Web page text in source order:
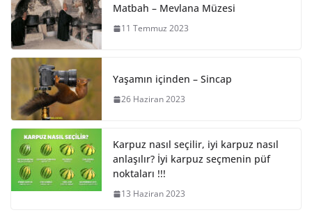
Matbah – Mevlana Müzesi
11 Temmuz 2023
Yaşamın içinden – Sincap
26 Haziran 2023
Karpuz nasıl seçilir, iyi karpuz nasıl
anlaşılır? İyi karpuz seçmenin püf
noktaları !!!
13 Haziran 2023